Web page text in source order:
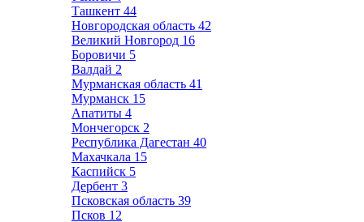
Ташкент 44
Новгородская область 42
Великий Новгород 16
Боровичи 5
Валдай 2
Мурманская область 41
Мурманск 15
Апатиты 4
Мончегорск 2
Республика Дагестан 40
Махачкала 15
Каспийск 5
Дербент 3
Псковская область 39
Псков 12